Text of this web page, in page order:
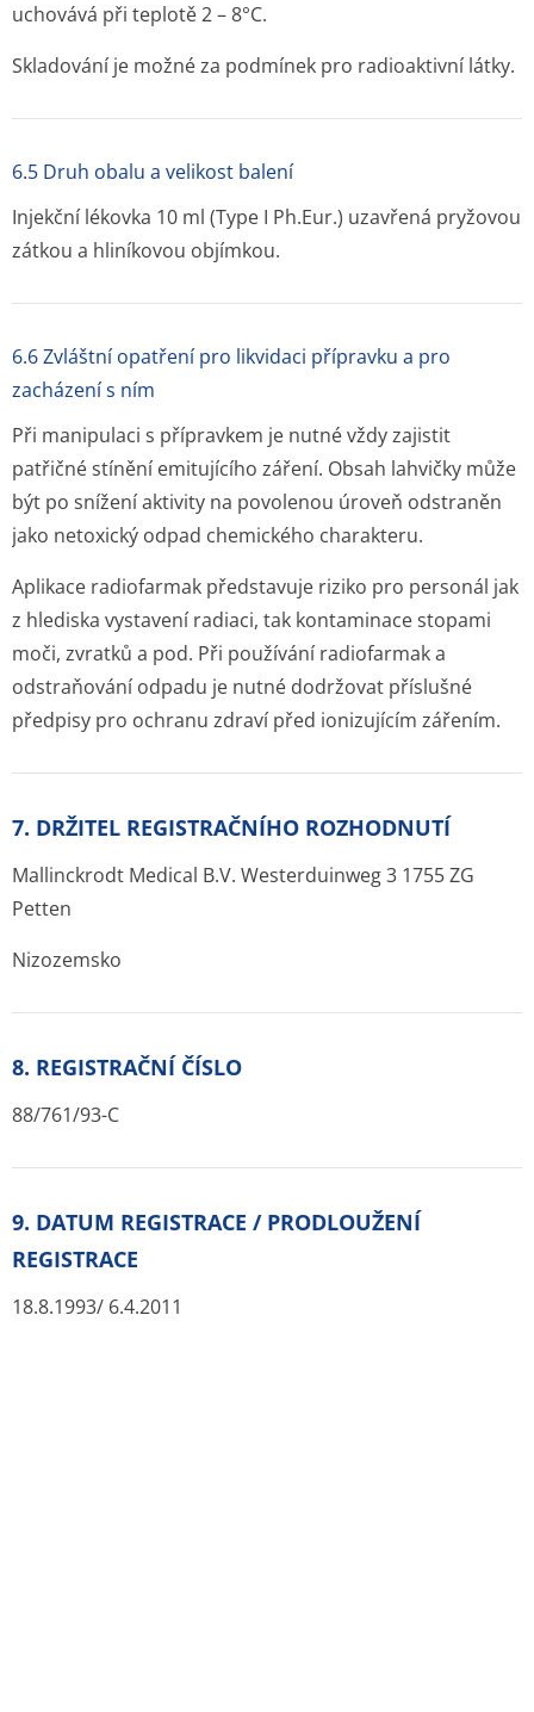
uchovává při teplotě 2 – 8°C.
Skladování je možné za podmínek pro radioaktivní látky.
6.5 Druh obalu a velikost balení
Injekční lékovka 10 ml (Type I Ph.Eur.) uzavřená pryžovou
zátkou a hliníkovou objímkou.
6.6 Zvláštní opatření pro likvidaci přípravku a pro
zacházení s ním
Při manipulaci s přípravkem je nutné vždy zajistit
patřičné stínění emitujícího záření. Obsah lahvičky může
být po snížení aktivity na povolenou úroveň odstraněn
jako netoxický odpad chemického charakteru.
Aplikace radiofarmak představuje riziko pro personál jak
z hlediska vystavení radiaci, tak kontaminace stopami
moči, zvratků a pod. Při používání radiofarmak a
odstraňování odpadu je nutné dodržovat příslušné
předpisy pro ochranu zdraví před ionizujícím zářením.
7. DRŽITEL REGISTRAČNÍHO ROZHODNUTÍ
Mallinckrodt Medical B.V. Westerduinweg 3 1755 ZG
Petten
Nizozemsko
8. REGISTRAČNÍ ČÍSLO
88/761/93-C
9. DATUM REGISTRACE / PRODLOUŽENÍ
REGISTRACE
18.8.1993/ 6.4.2011